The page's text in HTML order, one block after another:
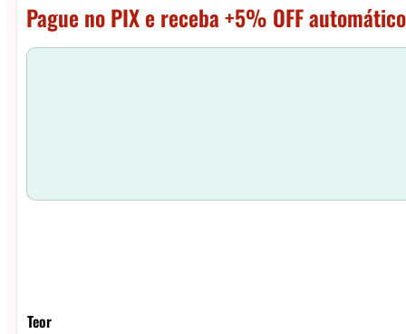
Pague no PIX e receba +5% OFF
Teor